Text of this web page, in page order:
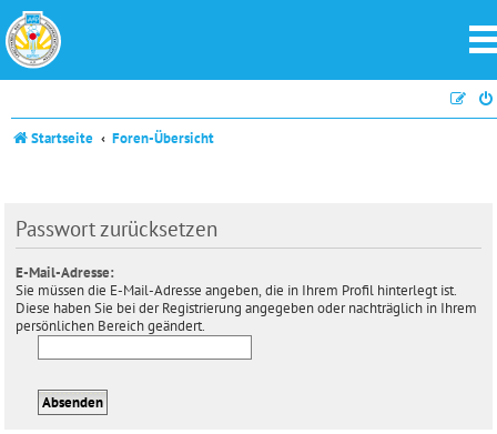
Startseite Foren-Übersicht
Passwort zurücksetzen
E-Mail-Adresse:
Sie müssen die E-Mail-Adresse angeben, die in Ihrem Profil hinterlegt ist.
Diese haben Sie bei der Registrierung angegeben oder nachträglich in Ihrem
persönlichen Bereich geändert.